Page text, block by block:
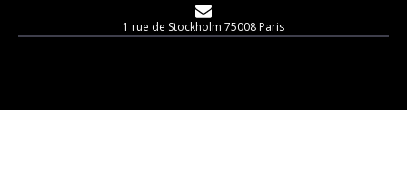
1 rue de Stockholm 75008 Paris